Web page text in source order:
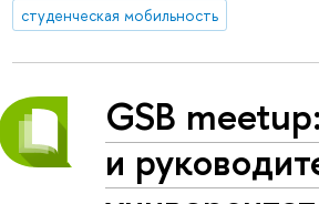
студенческая мобильность
GSB
и